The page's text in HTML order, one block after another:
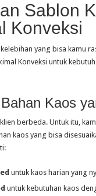
Sablon
Konveksi
yang bisa kamu
Konveksi untuk
Kaos
berbeda. Untuk itu,
kaos yang bisa
untuk kaos harian yang
untuk kebutuhan kaos